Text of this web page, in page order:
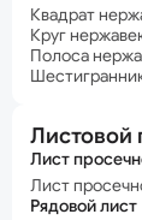
Квадрат
Круг
Полоса
Листовой
Лист
Лист
Рядовой лист